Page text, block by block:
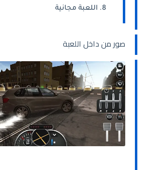
اللعبة مجانية
صور من داخل اللعبة